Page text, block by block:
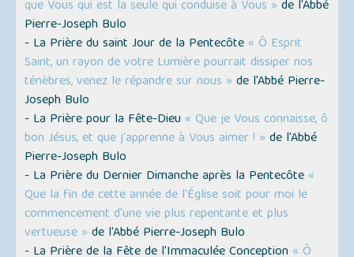
que Vous qui est la seule qui conduise à Vous » de l'Abbé
Pierre-Joseph Bulo
- La Prière du saint Jour de la Pentecôte « Ô Esprit
Saint, un rayon de votre Lumière pourrait dissiper nos
ténèbres, venez le répandre sur nous » de l'Abbé Pierre-
Joseph Bulo
- La Prière pour la Fête-Dieu « Que je Vous connaisse, ô
bon Jésus, et que j'apprenne à Vous aimer ! » de l'Abbé
Pierre-Joseph Bulo
- La Prière du Dernier Dimanche après la Pentecôte «
Que la fin de cette année de l'Église soit pour moi le
commencement d'une vie plus repentante et plus
vertueuse » de l'Abbé Pierre-Joseph Bulo
- La Prière de la Fête de l'Immaculée Conception « Ô